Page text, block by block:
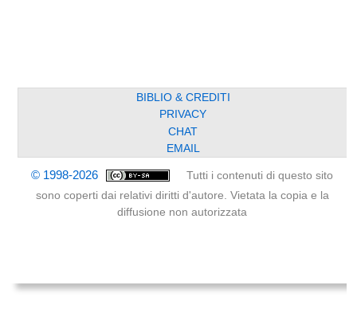
BIBLIO & CREDITI
PRIVACY
CHAT
EMAIL
© 1998-2026
Tutti i contenuti di questo sito
sono coperti dai relativi diritti d'autore. Vietata la copia e la
diffusione non autorizzata